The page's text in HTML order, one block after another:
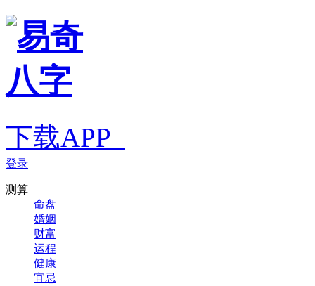
下载APP
登录
测算
命盘
婚姻
财富
运程
健康
宜忌